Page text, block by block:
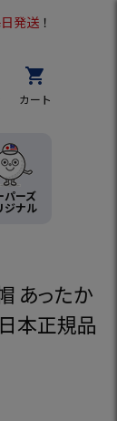
発送 ！
shopping_cart
カート
パーズ
ジナル
あったか
本正規品